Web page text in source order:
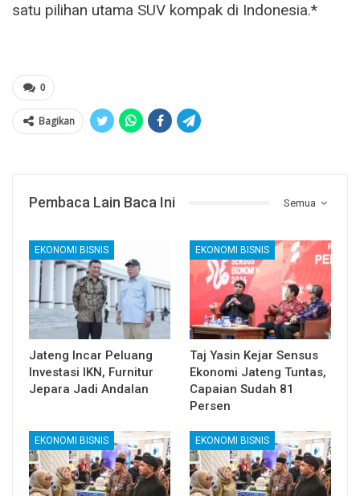
satu pilihan utama SUV kompak di Indonesia.*
0
Bagikan
Semua
Pembaca Lain Baca Ini
EKONOMI BISNIS
Jateng Incar Peluang
Investasi IKN, Furnitur
Jepara Jadi Andalan
EKONOMI BISNIS
Taj Yasin Kejar Sensus
Ekonomi Jateng Tuntas,
Capaian Sudah 81
Persen
EKONOMI BISNIS EKONOMI BISNIS